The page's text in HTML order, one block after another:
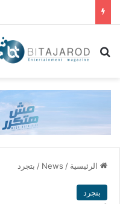
بحث عن
الرئيسية /
News
/ بتجرد
بتجرد